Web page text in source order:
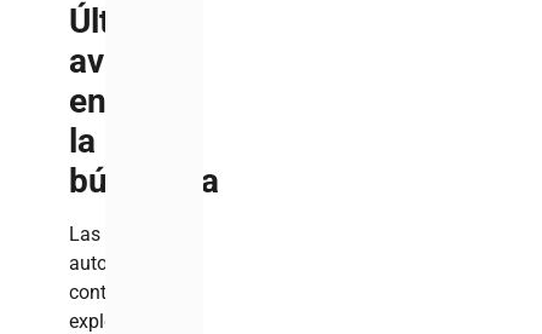
Últimos
avances
en
la
búsqueda
Las
autoridades
continúan
explorando